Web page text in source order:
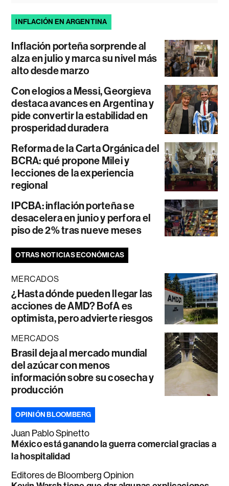
INFLACIÓN EN ARGENTINA
Inflación porteña sorprende al
alza en julio y marca su nivel más
alto desde marzo
Con elogios a Messi, Georgieva
destaca avances en Argentina y
pide convertir la estabilidad en
prosperidad duradera
Reforma de la Carta Orgánica del
BCRA: qué propone Milei y
lecciones de la experiencia
regional
IPCBA: inflación porteña se
desacelera en junio y perfora el
piso de 2% tras nueve meses
OTRAS NOTICIAS ECONÓMICAS
MERCADOS
¿Hasta dónde pueden llegar las
acciones de AMD? BofA es
optimista, pero advierte riesgos
MERCADOS
Brasil deja al mercado mundial
del azúcar con menos
información sobre su cosecha y
producción
OPINIÓN BLOOMBERG
Juan Pablo Spinetto
México está ganando la guerra comercial gracias a
la hospitalidad
Editores de Bloomberg Opinion